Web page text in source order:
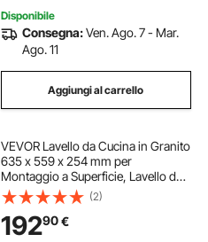
Disponibile
Consegna:Ven. Ago. 7 - Mar.
Ago. 11
Aggiungi al carrello
VEVOR Lavello da Cucina in Granito
635 x 559 x 254 mm per
Montaggio a Superficie, Lavello da
Cucina da Incasso in Stile Rurale
con Accessori, per Camper, Cucine
di Preparazione, Bar, Nero
(2)
19290€